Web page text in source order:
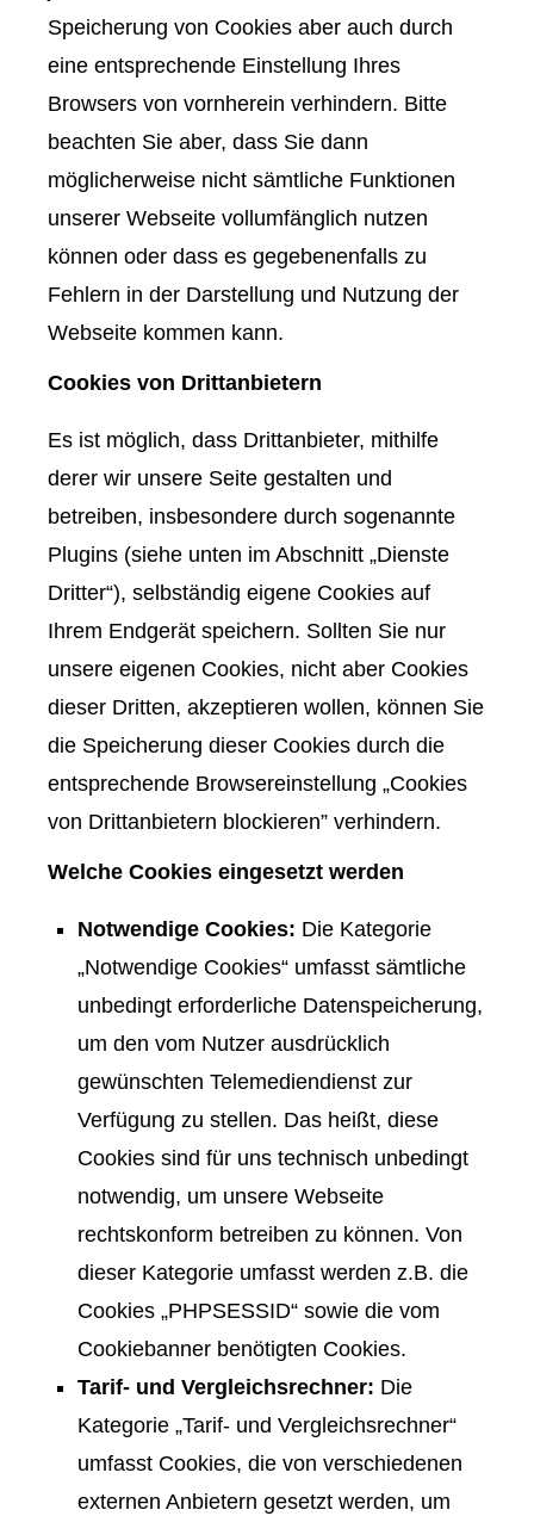
Speicherung von Cookies aber auch durch
eine entsprechende Einstellung Ihres
Browsers von vornherein verhindern. Bitte
beachten Sie aber, dass Sie dann
möglicherweise nicht sämtliche Funktionen
unserer Webseite vollumfänglich nutzen
können oder dass es gegebenenfalls zu
Fehlern in der Darstellung und Nutzung der
Webseite kommen kann.
Cookies von Drittanbietern
Es ist möglich, dass Drittanbieter, mithilfe
derer wir unsere Seite gestalten und
betreiben, insbesondere durch sogenannte
Plugins (siehe unten im Abschnitt „Dienste
Dritter“), selbständig eigene Cookies auf
Ihrem Endgerät speichern. Sollten Sie nur
unsere eigenen Cookies, nicht aber Cookies
dieser Dritten, akzeptieren wollen, können Sie
die Speicherung dieser Cookies durch die
entsprechende Browsereinstellung „Cookies
von Drittanbietern blockieren” verhindern.
Welche Cookies eingesetzt werden
Notwendige Cookies: Die Kategorie
„Notwendige Cookies“ umfasst sämtliche
unbedingt erforderliche Datenspeicherung,
um den vom Nutzer ausdrücklich
gewünschten Telemediendienst zur
Verfügung zu stellen. Das heißt, diese
Cookies sind für uns technisch unbedingt
notwendig, um unsere Webseite
rechtskonform betreiben zu können. Von
dieser Kategorie umfasst werden z.B. die
Cookies „PHPSESSID“ sowie die vom
Cookiebanner benötigten Cookies.
Tarif- und Vergleichsrechner: Die
Kategorie „Tarif- und Vergleichsrechner“
umfasst Cookies, die von verschiedenen
externen Anbietern gesetzt werden, um